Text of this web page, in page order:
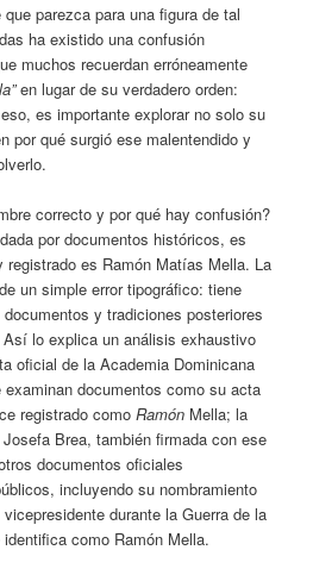
parezca para una figura de tal
ha existido una confusión
muchos recuerdan erróneamente
en lugar de su verdadero orden:
es importante explorar no solo su
por qué surgió ese malentendido y
correcto y por qué hay confusión?
por documentos históricos, es
registrado es Ramón Matías Mella. La
un simple error tipográfico: tiene
y tradiciones posteriores
lo explica un análisis exhaustivo
oficial de la Academia Dominicana
examinan documentos como su acta
registrado comoRamón Mella; la
Brea, también firmada con ese
documentos oficiales
incluyendo su nombramiento
durante la Guerra de la
como Ramón Mella.